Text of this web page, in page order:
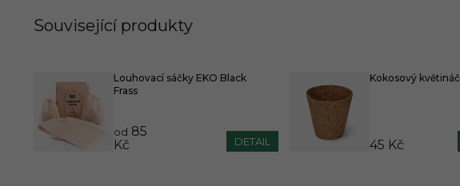
Související produkty
Louhovací sáčky EKO Black
Frass
od 85
Kč
DETAIL
Kokosový květináč
45 Kč